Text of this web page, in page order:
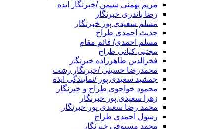
مریم بهمنی شیمن /خبرنگار ایذه
رضا باندری خبرنگار
مسلم سعیدی پور خبرنگار
حدیث احمدی طراح
مسلم احمدی/ قائم مقام
مجتبی کیانی طراح
فخرالدین طاهرزاده خبرنگار
محمدرضا حسینی /خبرنگار رشت
جمشید سعیدی پور /نمایندگی ایذه
محمود خواجوی طراح و خبرنگار
زهرا سعیدی پور خبرنگار
محمد رضا سعیدی پور خبرنگار
رسول احمدی طراح
محمد مستوفی خبرنگار